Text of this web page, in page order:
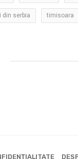
din serbia timisoara